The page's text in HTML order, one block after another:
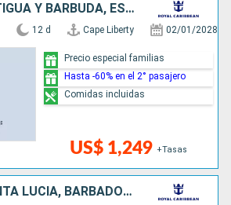
SAN MARTÍN, ANTIGUA Y BARBUDA, ESTADOS UNIDOS
12 d Cape Liberty 02/01/2028
US$ 1,249 +Tasas
Precio especial familias
Hasta -60% en el 2° pasajero
Comidas incluidas
SAN MARTÍN, SANTA LUCIA, BARBADOS, ESTADOS UNIDOS